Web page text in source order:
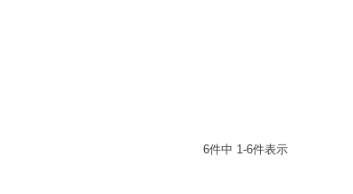
6件中 1-6件表示